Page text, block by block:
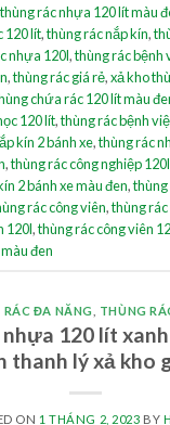
rác nhựa 120 lít màu
120 lít,thùng rác nắp kín,
nhựa 120l,thùng rác bệnh
,thùng rác giá rẻ,xả kho
chứa rác 120 lít màu
120 lít,thùng rác bệnh
kín 2 bánh xe,thùng rác
,thùng rác công nghiệp 120l
2 bánh xe màu đen,thùng
rác công viên,thùng
120l,thùng rác công viên
đen
RÁC ĐA NĂNG THÙNG
120 lít
thanh lý xả kho
ON 1 THÁNG 2, 2023 BY